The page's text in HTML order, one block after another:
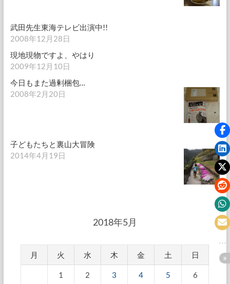
武田先生東海テレビ出演中!!
2008年12月28日
現地現物ですよ、やはり
2009年12月10日
今日もまた過剰梱包…
2008年2月20日
子どもたちと裏山大冒険
2014年4月19日
2018年5月
月 火 水 木 金 土 日
1 2 3 4 5 6